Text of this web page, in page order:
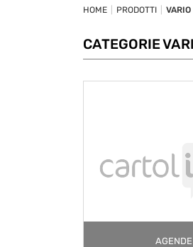
HOME PRODOTTI VARIO
CATEGORIE
AGENDE